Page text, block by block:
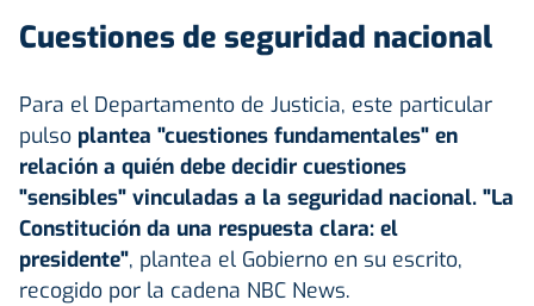
Cuestiones de seguridad nacional
Para el Departamento de Justicia, este particular
pulso plantea "cuestiones fundamentales" en
relación a quién debe decidir cuestiones
"sensibles" vinculadas a la seguridad nacional. "La
Constitución da una respuesta clara: el
presidente", plantea el Gobierno en su escrito,
recogido por la cadena NBC News.